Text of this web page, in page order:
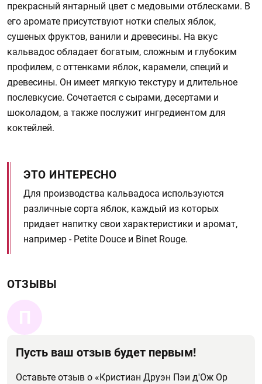
прекрасный янтарный цвет с медовыми отблесками. В
его аромате присутствуют нотки спелых яблок,
сушеных фруктов, ванили и древесины. На вкус
кальвадос обладает богатым, сложным и глубоким
профилем, с оттенками яблок, карамели, специй и
древесины. Он имеет мягкую текстуру и длительное
послевкусие. Сочетается с сырами, десертами и
шоколадом, а также послужит ингредиентом для
коктейлей.
ЭТО ИНТЕРЕСНО
Для производства кальвадоса используются
различные сорта яблок, каждый из которых
придает напитку свои характеристики и аромат,
например - Petite Douce и Binet Rouge.
ОТЗЫВЫ
П
Пусть ваш отзыв будет первым!
Оставьте отзыв о «Кристиан Друэн Пэи д'Ож Ор